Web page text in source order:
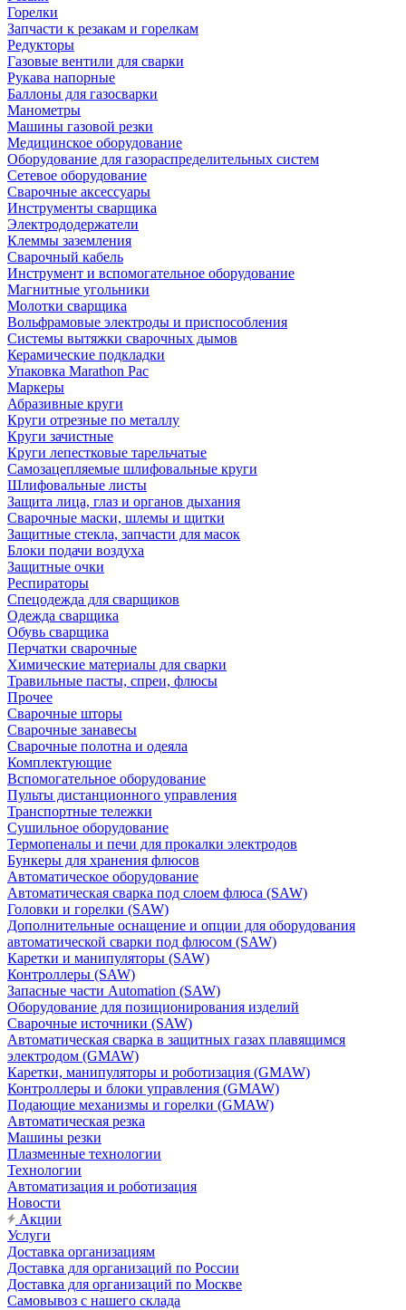
Горелки
Запчасти к резакам и горелкам
Редукторы
Газовые вентили для сварки
Рукава напорные
Баллоны для газосварки
Манометры
Машины газовой резки
Медицинское оборудование
Оборудование для газораспределительных систем
Сетевое оборудование
Сварочные аксессуары
Инструменты сварщика
Электрододержатели
Клеммы заземления
Сварочный кабель
Инструмент и вспомогательное оборудование
Магнитные угольники
Молотки сварщика
Вольфрамовые электроды и приспособления
Системы вытяжки сварочных дымов
Керамические подкладки
Упаковка Marathon Pac
Маркеры
Абразивные круги
Круги отрезные по металлу
Круги зачистные
Круги лепестковые тарельчатые
Самозацепляемые шлифовальные круги
Шлифовальные листы
Защита лица, глаз и органов дыхания
Сварочные маски, шлемы и щитки
Защитные стекла, запчасти для масок
Блоки подачи воздуха
Защитные очки
Респираторы
Спецодежда для сварщиков
Одежда сварщика
Обувь сварщика
Перчатки сварочные
Химические материалы для сварки
Травильные пасты, спреи, флюсы
Прочее
Сварочные шторы
Сварочные занавесы
Сварочные полотна и одеяла
Комплектующие
Вспомогательное оборудование
Пульты дистанционного управления
Транспортные тележки
Сушильное оборудование
Термопеналы и печи для прокалки электродов
Бункеры для хранения флюсов
Автоматическое оборудование
Автоматическая сварка под слоем флюса (SAW)
Головки и горелки (SAW)
Дополнительные оснащение и опции для оборудования
автоматической сварки под флюсом (SAW)
Каретки и манипуляторы (SAW)
Контроллеры (SAW)
Запасные части Automation (SAW)
Оборудование для позиционирования изделий
Сварочные источники (SAW)
Автоматическая сварка в защитных газах плавящимся
электродом (GMAW)
Каретки, манипуляторы и роботизация (GMAW)
Контроллеры и блоки управления (GMAW)
Подающие механизмы и горелки (GMAW)
Автоматическая резка
Машины резки
Плазменные технологии
Технологии
Автоматизация и роботизация
Новости
Акции
Услуги
Доставка организациям
Доставка для организаций по России
Доставка для организаций по Москве
Самовывоз с нашего склада